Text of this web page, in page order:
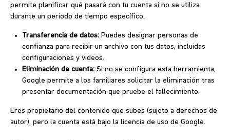
permite planificar qué pasará con tu cuenta si no se utiliza
durante un período de tiempo específico.
Transferencia de datos:Puedes designar personas de
confianza para recibir un archivo con tus datos, incluidas
configuraciones y videos.
Eliminación de cuenta:Si no se configura esta herramienta,
Google permite a los familiares solicitar la eliminación tras
presentar documentación que pruebe el fallecimiento.
Eres propietario del contenido que subes (sujeto a derechos de
autor), pero la cuenta está bajo la licencia de uso de Google.